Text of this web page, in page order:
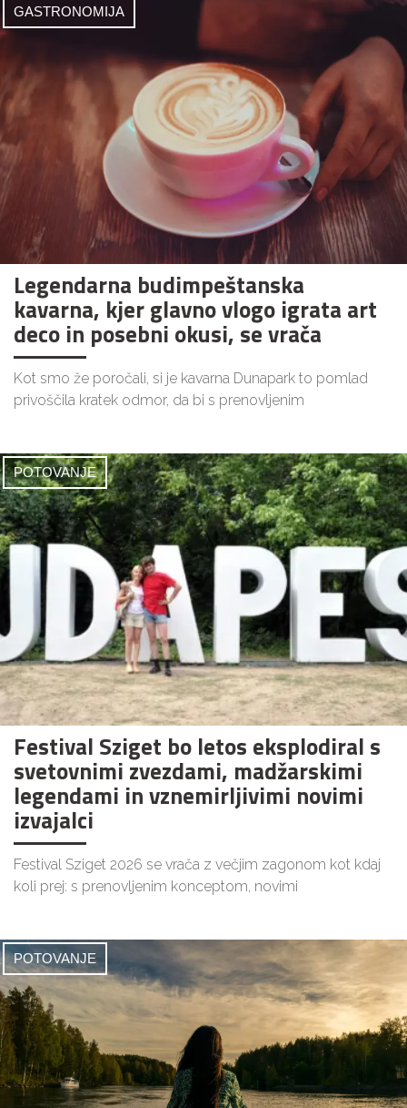
GASTRONOMIJA
Legendarna budimpeštanska
kavarna, kjer glavno vlogo igrata art
deco in posebni okusi, se vrača
Kot smo že poročali, si je kavarna Dunapark to pomlad
privoščila kratek odmor, da bi s prenovljenim
POTOVANJE
Festival Sziget bo letos eksplodiral s
svetovnimi zvezdami, madžarskimi
legendami in vznemirljivimi novimi
izvajalci
Festival Sziget 2026 se vrača z večjim zagonom kot kdaj
koli prej: s prenovljenim konceptom, novimi
POTOVANJE